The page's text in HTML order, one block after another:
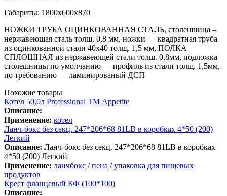
Габариты: 1800х600х870
НОЖКИ ТРУБА ОЦИНКОВАННАЯ СТАЛЬ, столешница –
нержавеющая сталь толщ. 0,8 мм, ножки — квадратная труба
из оцинкованной стали 40х40 толщ. 1,5 мм, ПОЛКА
СПЛОШНАЯ из нержавеющей стали толщ. 0,8мм, подложка
столешницы по умолчанию — профиль из стали толщ. 1,5мм,
по требованию — ламинированый ДСП
Похожие товары
Котел 50,0л Professional ТМ Appetite
Описание:
Применение: котел
Ланч-бокс без секц. 247*206*68 81LB в коробках 4*50 (200)
Легкий
Описание: Ланч-бокс без секц. 247*206*68 81LB в коробках
4*50 (200) Легкий
Применение: ланчбокс /пена /упаковка для пищевых
продуктов
Крест фланцевый КФ (100*100)
Описание: